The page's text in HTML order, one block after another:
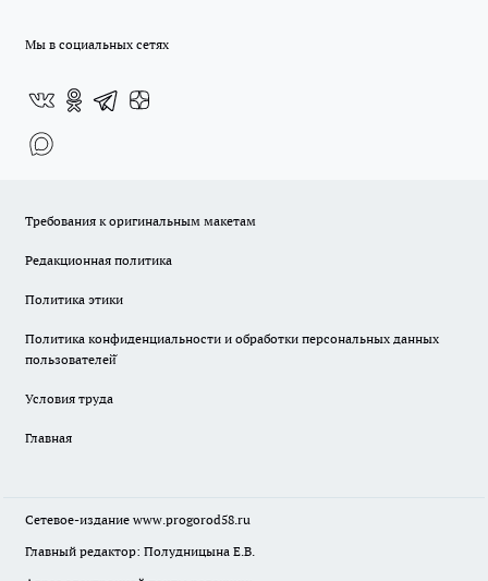
Мы в социальных сетях
Требования к оригинальным макетам
Редакционная политика
Политика этики
Политика конфиденциальности и обработки персональных данных
пользователей̆
Условия труда
Главная
Сетевое-издание www.progorod58.ru
Главный редактор: Полудницына Е.В.